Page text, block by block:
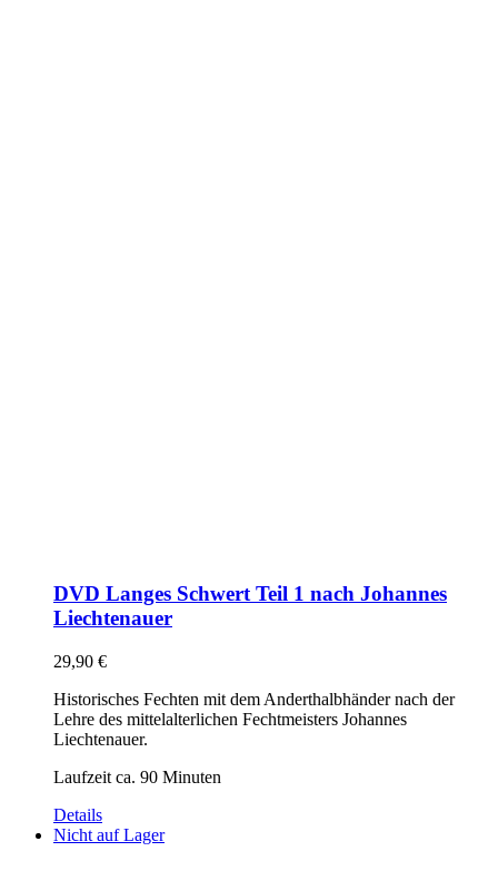
DVD Langes Schwert Teil 1 nach Johannes
Liechtenauer
29,90 €
Historisches Fechten mit dem Anderthalbhänder nach der
Lehre des mittelalterlichen Fechtmeisters Johannes
Liechtenauer.
Laufzeit ca. 90 Minuten
Details
Nicht auf Lager